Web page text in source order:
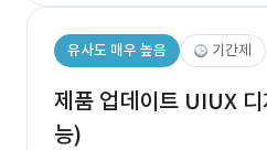
유사도 매우 높음 기간제
제품 업데이트 UIUX
능)